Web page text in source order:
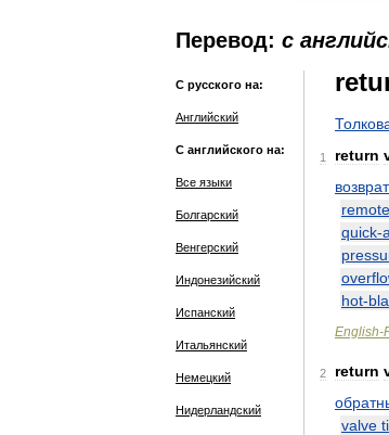
Перевод: с
С русского на:
Английский
С английского на:
Все языки
Болгарский
Венгерский
Индонезийский
Испанский
Итальянский
Немецкий
Нидерландский
1 return
remote
quick-
hot-
English-
2 return
valve